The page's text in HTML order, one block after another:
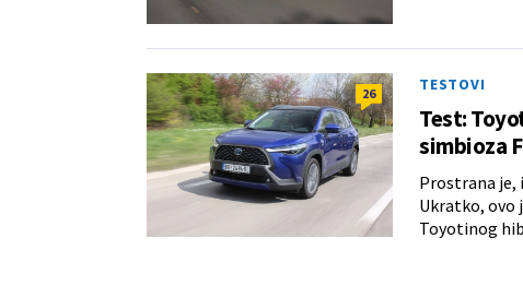
26 TESTOVI
Test:
simbioza
Prostrana je,
Ukratko, ovo
Toyotinog